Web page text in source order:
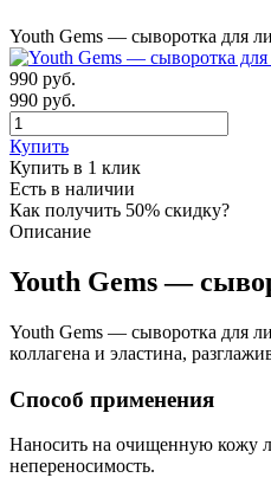
Youth Gems — сыворотка для
990 руб.
990 руб.
Купить
Купить в 1 клик
Есть в наличии
Как получить 50% скидку?
Описание
Youth Gems —
Youth Gems — сыворотка для
коллагена и эластина,
Способ применения
Наносить на очищенную кожу
непереносимость.